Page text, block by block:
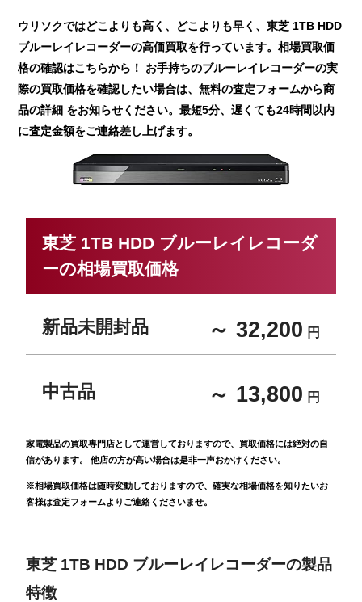
ウリソクではどこよりも高く、どこよりも早く、東芝 1TB HDD
ブルーレイレコーダーの高価買取を行っています。相場買取価
格の確認はこちらから！ お手持ちのブルーレイレコーダーの実
際の買取価格を確認したい場合は、無料の査定フォームから商
品の詳細 をお知らせください。最短5分、遅くても24時間以内
に査定金額をご連絡差し上げます。
東芝 1TB HDD ブルーレイレコーダ
ーの相場買取価格
新品未開封品 ～ 32,200 円
中古品 ～ 13,800 円
家電製品の買取専門店として運営しておりますので、買取価格には絶対の自
信があります。 他店の方が高い場合は是非一声おかけください。
※相場買取価格は随時変動しておりますので、確実な相場価格を知りたいお
客様は査定フォームよりご連絡くださいませ。
東芝 1TB HDD ブルーレイレコーダーの製品
特徴